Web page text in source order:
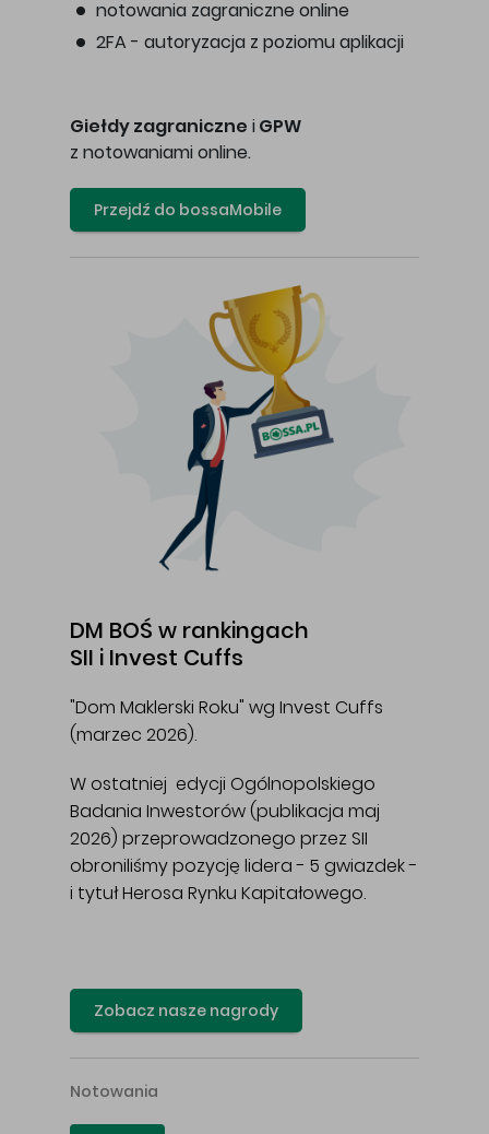
notowania zagraniczne online
2FA - autoryzacja z poziomu aplikacji
Giełdy zagraniczne i GPW
z notowaniami online.
Przejdź do bossaMobile
DM BOŚ w rankingach
SII i Invest Cuffs
"Dom Maklerski Roku" wg Invest Cuffs
(marzec 2026).
W ostatniej edycji Ogólnopolskiego
Badania Inwestorów (publikacja maj
2026) przeprowadzonego przez SII
obroniliśmy pozycję lidera - 5 gwiazdek -
i tytuł Herosa Rynku Kapitałowego.
Zobacz nasze nagrody
Notowania